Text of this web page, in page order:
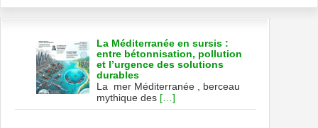
La Méditerranée en sursis :
entre bétonnisation, pollution
et l’urgence des solutions
durables
La mer Méditerranée , berceau
mythique des […]